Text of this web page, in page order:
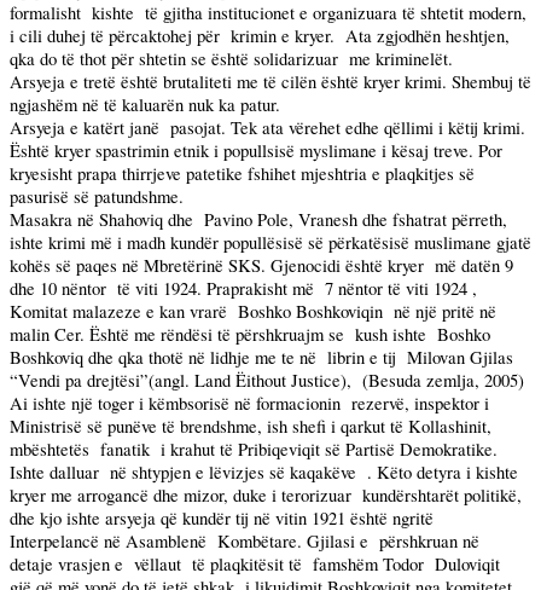
formalisht kishte të gjitha institucionet e organizuara të shtetit modern,
i cili duhej të përcaktohej për krimin e kryer. Ata zgjodhën heshtjen,
qka do të thot për shtetin se është solidarizuar me kriminelët.
Arsyeja e tretë është brutaliteti me të cilën është kryer krimi. Shembuj të
ngjashëm në të kaluarën nuk ka patur.
Arsyeja e katërt janë pasojat. Tek ata vërehet edhe qëllimi i këtij krimi.
Është kryer spastrimin etnik i popullsisë myslimane i kësaj treve. Por
kryesisht prapa thirrjeve patetike fshihet mjeshtria e plaqkitjes së
pasurisë së patundshme.
Masakra në Shahoviq dhe Pavino Pole, Vranesh dhe fshatrat përreth,
ishte krimi më i madh kundër popullësisë së përkatësisë muslimane gjatë
kohës së paqes në Mbretërinë SKS. Gjenocidi është kryer më datën 9
dhe 10 nëntor të viti 1924. Praprakisht më 7 nëntor të viti 1924 ,
Komitat malazeze e kan vrarë Boshko Boshkoviqin në një pritë në
malin Cer. Është me rëndësi të përshkruajm se kush ishte Boshko
Boshkoviq dhe qka thotë në lidhje me te në librin e tij Milovan Gjilas
“Vendi pa drejtësi”(angl. Land Ëithout Justice), (Besuda zemlja, 2005)
Ai ishte një toger i këmbsorisë në formacionin rezervë, inspektor i
Ministrisë së punëve të brendshme, ish shefi i qarkut të Kollashinit,
mbështetës fanatik i krahut të Pribiqeviqit së Partisë Demokratike.
Ishte dalluar në shtypjen e lëvizjes së kaqakëve . Këto detyra i kishte
kryer me arrogancë dhe mizor, duke i terorizuar kundërshtarët politikë,
dhe kjo ishte arsyeja që kundër tij në vitin 1921 është ngritë
Interpelancë në Asamblenë Kombëtare. Gjilasi e përshkruan në
detaje vrasjen e vëllaut të plaqkitësit të famshëm Todor Duloviqit